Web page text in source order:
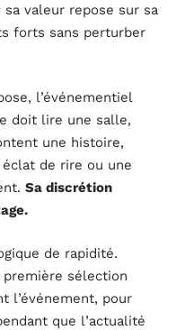
valeur repose sur sa
forts sans perturber
l’événementiel
doit lire une salle,
une histoire,
de rire ou une
Sa discrétion
de rapidité.
première sélection
l’événement, pour
que l’actualité